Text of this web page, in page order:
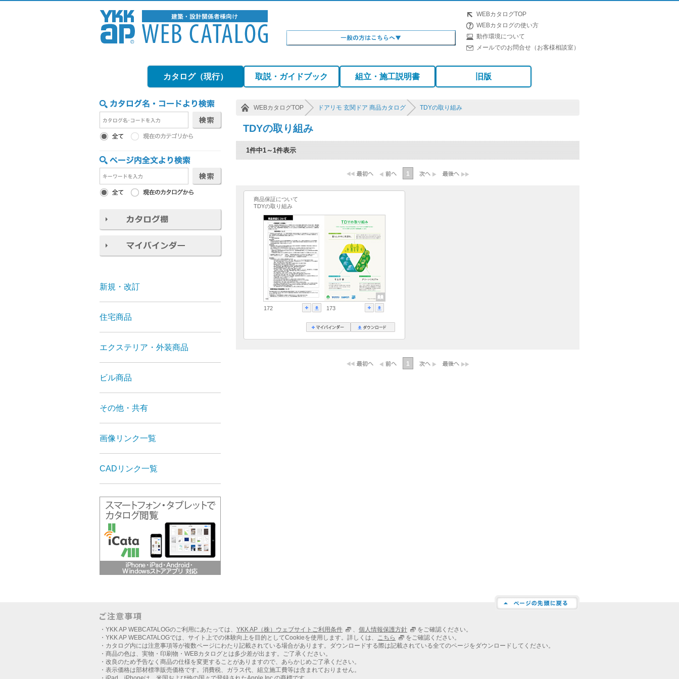
WEBカタログTOP
WEBカタログの使い方
動作環境について
メールでのお問合せ（お客様相談室）
カタログ（現行） 取説・ガイドブック 組立・施工説明書 旧版
WEBカタログTOP ドアリモ 玄関ドア 商品カタログ TDYの取り組み
TDYの取り組み
1件中1～1件表示
1
商品保証について
TDYの取り組み
172 173
1
新規・改訂
住宅商品
エクステリア・外装商品
ビル商品
その他・共有
画像リンク一覧
CADリンク一覧
・YKK AP WEBCATALOGのご利用にあたっては、 YKK AP（株）ウェブサイトご利用条件 、 個人情報保護方針
をご確認ください。
・YKK AP WEBCATALOGでは、サイト上での体験向上を目的としてCookieを使用します。詳しくは、 こちら
をご確認ください。
・カタログ内には注意事項等が複数ページにわたり記載されている場合があります。ダウンロードする際は記載されている全てのページをダウンロードしてください。
・商品の色は、実物・印刷物・WEBカタログとは多少差が出ます。ご了承ください。
・改良のため予告なく商品の仕様を変更することがありますので、あらかじめご了承ください。
・表示価格は部材標準販売価格です。消費税、ガラス代、組立施工費等は含まれておりません。